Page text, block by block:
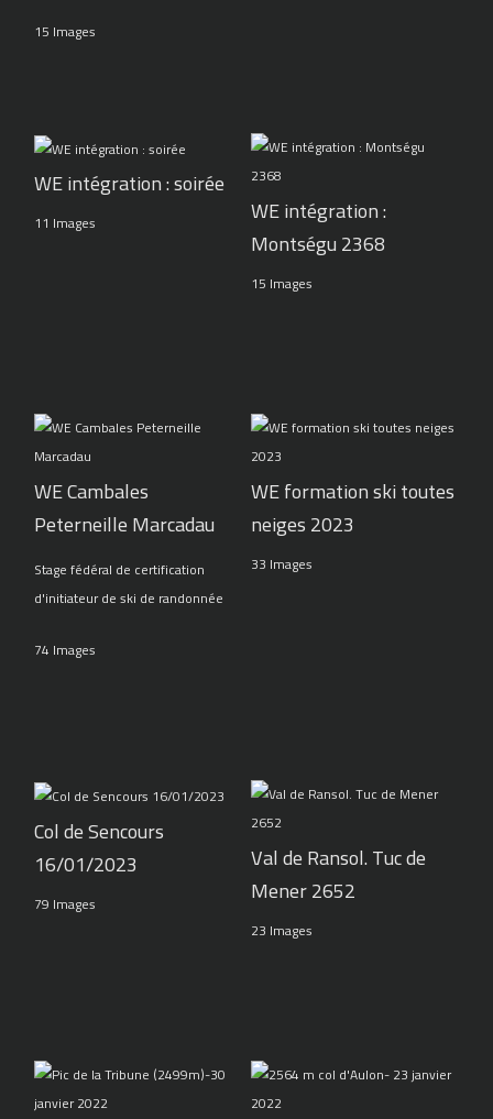
15 Images
WE intégration : soirée
11 Images
WE intégration :
Montségu 2368
15 Images
WE Cambales
Peterneille Marcadau
Stage fédéral de certification
d'initiateur de ski de randonnée
74 Images
WE formation ski toutes
neiges 2023
33 Images
Col de Sencours
16/01/2023
79 Images
Val de Ransol. Tuc de
Mener 2652
23 Images